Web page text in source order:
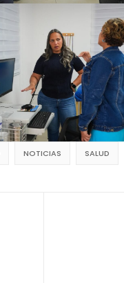
NOTICIAS SALUD